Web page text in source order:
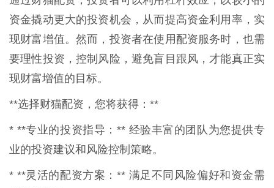
资金撬动更大的投资机会，从而提高资金利用率，实
现财富增值。然而，投资者在使用配资服务时，也需
要理性投资，控制风险，避免盲目跟风，才能真正实
现财富增值的目标。
**选择财猫配资，您将获得：**
* **专业的投资指导：** 经验丰富的团队为您提供专
业的投资建议和风险控制策略。
* **灵活的配资方案：** 满足不同风险偏好和资金需